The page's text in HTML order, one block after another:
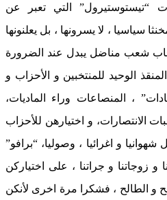
“تيستوستيرول” التي تعبر عن
سياسيا ، لا يسرونها ، بل يعلنونها
شعب مناضل يبدل عند الضرورة
الوحيد للمنتخبين و الأحزاب و
، المنصاعات وراء الماديات،
الانتصارات، و اختيارهن للأحزاب
شهوانيا و اغرائيا ، وصوليا، “برافو”
و زوجاتنا و جراتنا ، على اختياركن
و الطالح ، فشكرا مرة اخرى لأنكن